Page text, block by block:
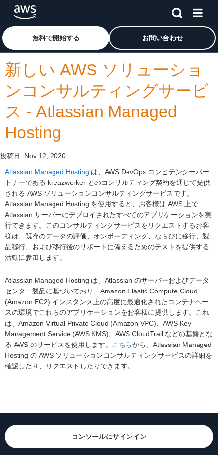
メインコンテンツに移動
アマゾン ウェブ サービスのホームページに戻るには、こ
無料で開始する お問い合わせ
新しい AWS ソリューショ
ンコンサルティングサービ
ス - Atlassian Managed
Hosting
投稿日: Nov 12, 2020
Atlassian Managed Hosting は、AWS DevOps コンピテンシーパー
トナーである kreuzwerker とのコンサルティング契約を通じて提供
される AWS ソリューションコンサルティングサービスです。
Atlassian Managed Hosting を使用すると、お客様は AWS 上で
Atlassian サーバーにデプロイされたすべてのアプリケーションを実
行できます。このコンサルティングサービスをリクエストするお客
様は、既存のデータの評価、オンボーディング、ならびに移行、製
品移行、および移行後のサポートに備えるためのテストを提供する
活動に参加します。
Atlassian Managed Hosting は、Atlassian のサーバーおよびデータ
センター製品に基づいており、Amazon Elastic Compute Cloud
(Amazon EC2) インスタンス上の高度に最適化されたコンテナベー
スの環境でこれらのアプリケーションをお客様に提供します。これ
は、Amazon Virtual Private Cloud (Amazon VPC)、AWS Key
Management Service (AWS KMS)、AWS CloudTrail などの基盤とな
る AWS のサービスを使用します。
こちらから、Atlassian Managed
Hosting の AWS ソリューションコンサルティングサービスの詳細を
確認したり、リクエストしたりできます。
コンソールにサインイン